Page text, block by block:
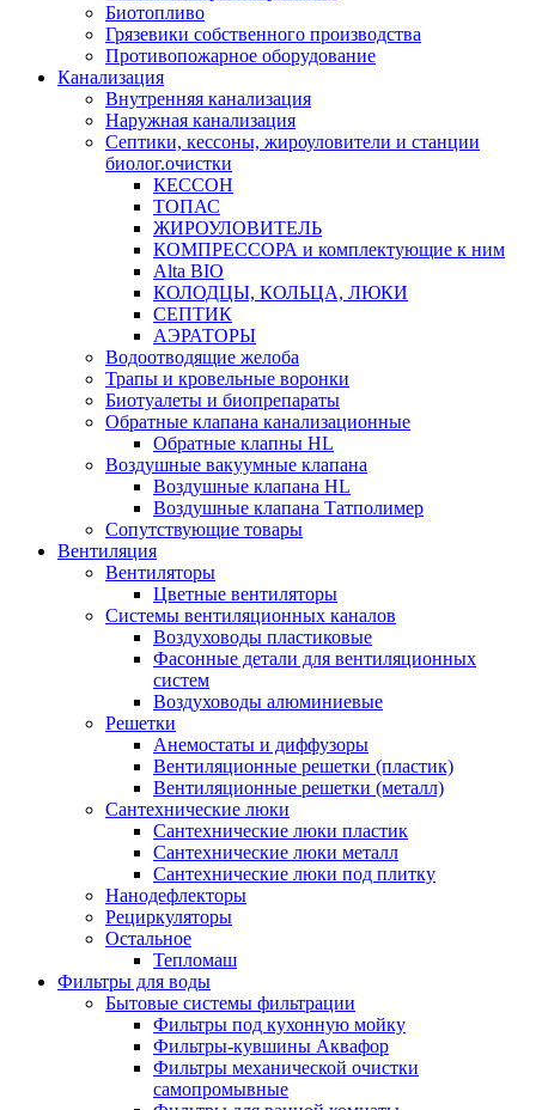
Биотопливо
Грязевики собственного производства
Противопожарное оборудование
Канализация
Внутренняя канализация
Наружная канализация
Септики, кессоны, жироуловители и станции
биолог.очистки
КЕССОН
ТОПАС
ЖИРОУЛОВИТЕЛЬ
КОМПРЕССОРА и комплектующие к ним
Alta BIO
КОЛОДЦЫ, КОЛЬЦА, ЛЮКИ
СЕПТИК
АЭРАТОРЫ
Водоотводящие желоба
Трапы и кровельные воронки
Биотуалеты и биопрепараты
Обратные клапана канализационные
Обратные клапны HL
Воздушные вакуумные клапана
Воздушные клапана HL
Воздушные клапана Татполимер
Сопутствующие товары
Вентиляция
Вентиляторы
Цветные вентиляторы
Системы вентиляционных каналов
Воздуховоды пластиковые
Фасонные детали для вентиляционных
систем
Воздуховоды алюминиевые
Решетки
Анемостаты и диффузоры
Вентиляционные решетки (пластик)
Вентиляционные решетки (металл)
Сантехнические люки
Сантехнические люки пластик
Сантехнические люки металл
Сантехнические люки под плитку
Нанодефлекторы
Рециркуляторы
Остальное
Тепломаш
Фильтры для воды
Бытовые системы фильтрации
Фильтры под кухонную мойку
Фильтры-кувшины Аквафор
Фильтры механической очистки
самопромывные